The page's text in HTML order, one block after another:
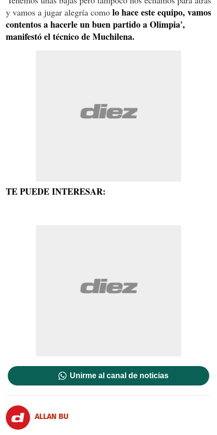
y vamos a jugar alegría como lo hace este equipo, vamos
contentos a hacerle un buen partido a Olimpia',
manifestó el técnico de Muchilena.
TE PUEDE INTERESAR:
Unirme al canal de noticias
ALLAN BU